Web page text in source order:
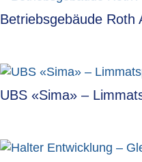
Betriebsgebäude Roth
UBS «Sima» –